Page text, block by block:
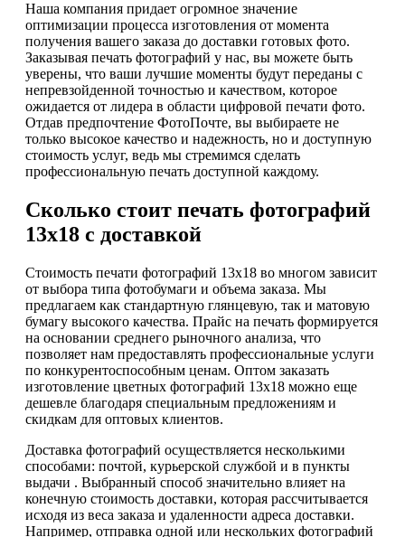
Наша компания придает огромное значение
оптимизации процесса изготовления от момента
получения вашего заказа до доставки готовых фото.
Заказывая печать фотографий у нас, вы можете быть
уверены, что ваши лучшие моменты будут переданы с
непревзойденной точностью и качеством, которое
ожидается от лидера в области цифровой печати фото.
Отдав предпочтение ФотоПочте, вы выбираете не
только высокое качество и надежность, но и доступную
стоимость услуг, ведь мы стремимся сделать
профессиональную печать доступной каждому.
Сколько стоит печать фотографий
13х18 с доставкой
Стоимость печати фотографий 13х18 во многом зависит
от выбора типа фотобумаги и объема заказа. Мы
предлагаем как стандартную глянцевую, так и матовую
бумагу высокого качества. Прайс на печать формируется
на основании среднего рыночного анализа, что
позволяет нам предоставлять профессиональные услуги
по конкурентоспособным ценам. Оптом заказать
изготовление цветных фотографий 13х18 можно еще
дешевле благодаря специальным предложениям и
скидкам для оптовых клиентов.
Доставка фотографий осуществляется несколькими
способами: почтой, курьерской службой и в пункты
выдачи . Выбранный способ значительно влияет на
конечную стоимость доставки, которая рассчитывается
исходя из веса заказа и удаленности адреса доставки.
Например, отправка одной или нескольких фотографий